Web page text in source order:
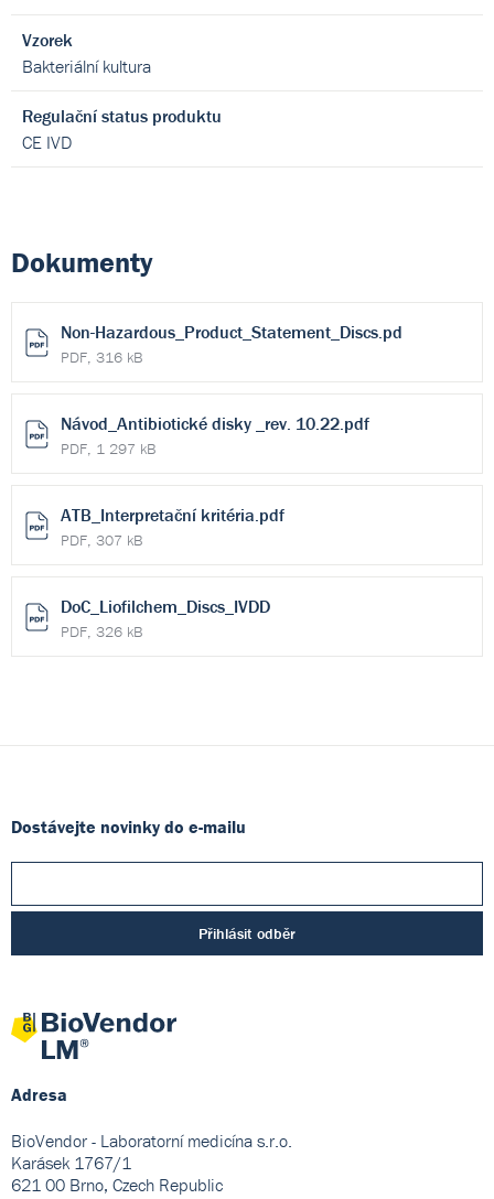
Vzorek
Bakteriální kultura
Regulační status produktu
CE IVD
Dokumenty
Non-Hazardous_Product_Statement_Discs.pd
PDF, 316 kB
Návod_Antibiotické disky _rev. 10.22.pdf
PDF, 1 297 kB
ATB_Interpretační kritéria.pdf
PDF, 307 kB
DoC_Liofilchem_Discs_IVDD
PDF, 326 kB
Dostávejte novinky do e-mailu
Přihlásit odběr
Adresa
BioVendor - Laboratorní medicína s.r.o.
Karásek 1767/1
621 00 Brno, Czech Republic